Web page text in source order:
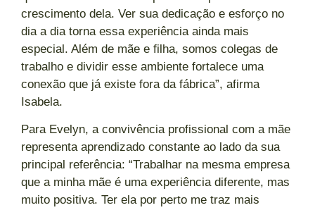
crescimento dela. Ver sua dedicação e esforço no
dia a dia torna essa experiência ainda mais
especial. Além de mãe e filha, somos colegas de
trabalho e dividir esse ambiente fortalece uma
conexão que já existe fora da fábrica”, afirma
Isabela.
Para Evelyn, a convivência profissional com a mãe
representa aprendizado constante ao lado da sua
principal referência: “Trabalhar na mesma empresa
que a minha mãe é uma experiência diferente, mas
muito positiva. Ter ela por perto me traz mais